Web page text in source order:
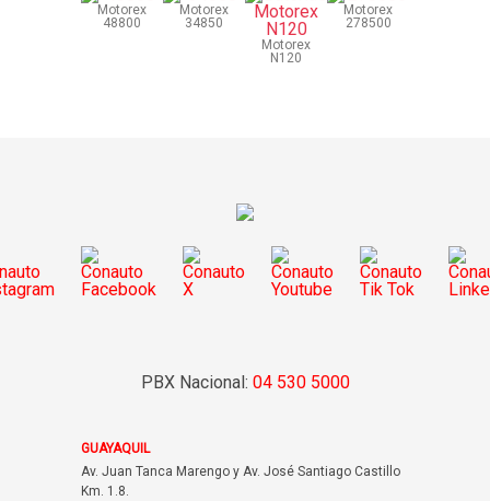
Motorex
48800
Motorex
34850
Motorex
N120
Motorex
278500
PBX Nacional: 04 530 5000
GUAYAQUIL
Av. Juan Tanca Marengo y Av. José Santiago Castillo
Km. 1.8.